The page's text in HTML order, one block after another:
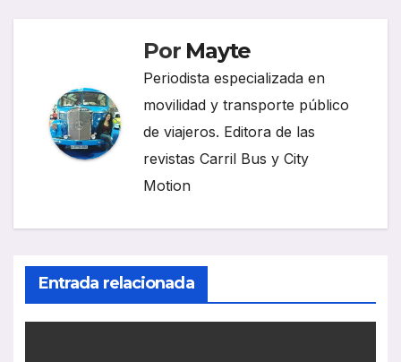
Por Mayte
Periodista especializada en
movilidad y transporte público
de viajeros. Editora de las
revistas Carril Bus y City
Motion
Entrada relacionada